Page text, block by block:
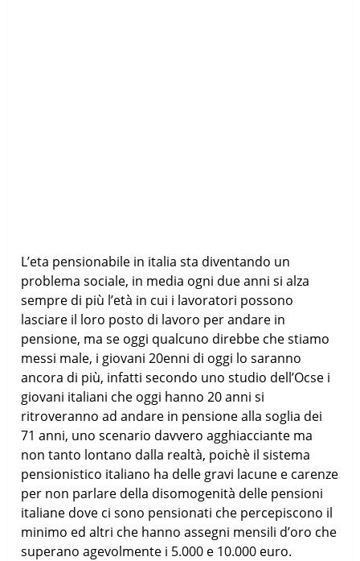
L’eta pensionabile in italia sta diventando un
problema sociale, in media ogni due anni si alza
sempre di più l’età in cui i lavoratori possono
lasciare il loro posto di lavoro per andare in
pensione, ma se oggi qualcuno direbbe che stiamo
messi male, i giovani 20enni di oggi lo saranno
ancora di più, infatti secondo uno studio dell’Ocse i
giovani italiani che oggi hanno 20 anni si
ritroveranno ad andare in pensione alla soglia dei
71 anni, uno scenario davvero agghiacciante ma
non tanto lontano dalla realtà, poichè il sistema
pensionistico italiano ha delle gravi lacune e carenze
per non parlare della disomogenità delle pensioni
italiane dove ci sono pensionati che percepiscono il
minimo ed altri che hanno assegni mensili d’oro che
superano agevolmente i 5.000 e 10.000 euro.